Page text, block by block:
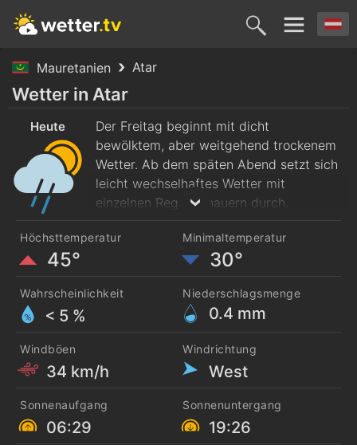
Mauretanien Atar
Heute
7. Aug.
Morgen
8. Aug. 9. Aug. 10. Aug.
Wetter in Atar
Heute
Der Freitag beginnt mit dicht
bewölktem, aber weitgehend trockenem
Wetter. Ab dem späten Abend setzt sich
leicht wechselhaftes Wetter mit
einzelnen Regenschauern durch.
Höchsttemperaturen bei 36 Grad. Am
Nachmittag erreichen sie 45 Grad. Es
späten Abend auf West dreht.
Höchsttemperatur
45°
Minimaltemperatur
30°
Wahrscheinlichkeit
< 5 %
Niederschlagsmenge
0.4 mm
Windböen
34 km/h
Windrichtung
West
Sonnenaufgang
06:29
Sonnenuntergang
19:26